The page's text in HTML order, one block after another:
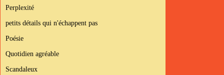
Perplexité
petits détails qui n'échappent pas
Poésie
Quotidien agréable
Scandaleux